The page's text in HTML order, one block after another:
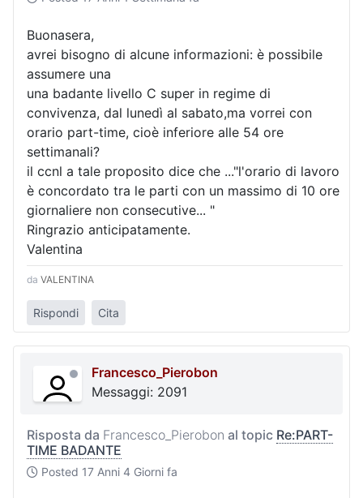
Buonasera,
avrei bisogno di alcune informazioni: è possibile
assumere una
una badante livello C super in regime di
convivenza, dal lunedì al sabato,ma vorrei con
orario part-time, cioè inferiore alle 54 ore
settimanali?
il ccnl a tale proposito dice che ..."l'orario di lavoro
è concordato tra le parti con un massimo di 10 ore
giornaliere non consecutive... "
Ringrazio anticipatamente.
Valentina
da VALENTINA
Rispondi Cita
Francesco_Pierobon
Messaggi: 2091
Risposta da Francesco_Pierobon al topic Re:PART-
TIME BADANTE
Posted 17 Anni 4 Giorni fa